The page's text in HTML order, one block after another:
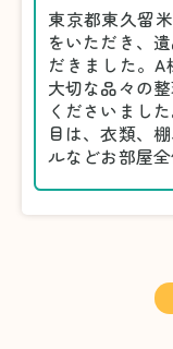
東京都東久留
をいただき、
だきました。A
大切な品々の
くださいまし
目は、衣類、
ルなどお部屋
に仕分けしま
A様から「手